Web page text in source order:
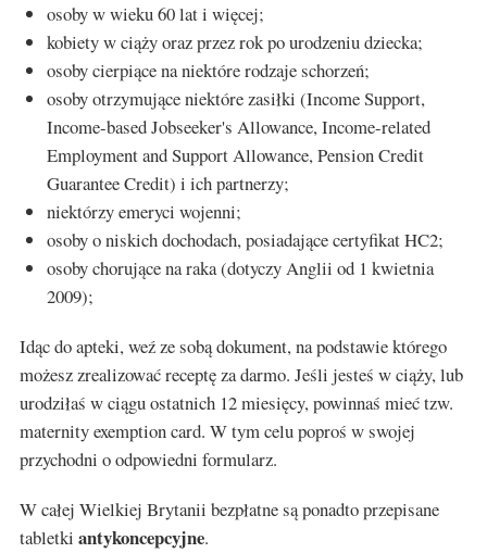
osoby w wieku 60 lat i więcej;
kobiety w ciąży oraz przez rok po urodzeniu dziecka;
osoby cierpiące na niektóre rodzaje schorzeń;
osoby otrzymujące niektóre zasiłki (Income Support,
Income-based Jobseeker's Allowance, Income-related
Employment and Support Allowance, Pension Credit
Guarantee Credit) i ich partnerzy;
niektórzy emeryci wojenni;
osoby o niskich dochodach, posiadające certyfikat HC2;
osoby chorujące na raka (dotyczy Anglii od 1 kwietnia
2009);
Idąc do apteki, weź ze sobą dokument, na podstawie którego
możesz zrealizować receptę za darmo. Jeśli jesteś w ciąży, lub
urodziłaś w ciągu ostatnich 12 miesięcy, powinnaś mieć tzw.
maternity exemption card. W tym celu poproś w swojej
przychodni o odpowiedni formularz.
W całej Wielkiej Brytanii bezpłatne są ponadto przepisane
tabletki antykoncepcyjne.